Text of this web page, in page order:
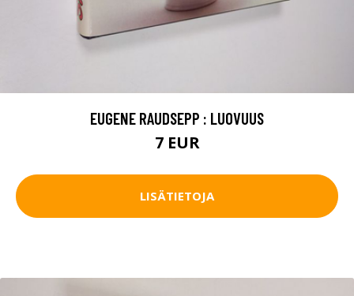
EUGENE RAUDSEPP : LUOVUUS
7 EUR
LISÄTIETOJA